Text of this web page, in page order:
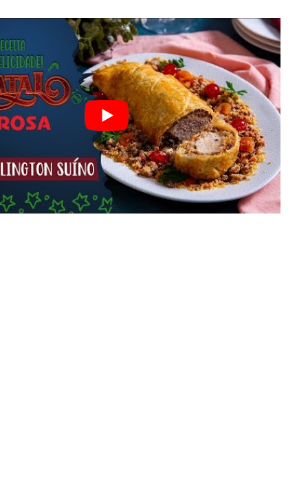
DISTRIBUIDORES E REPRESENTANTES
AGENDA DE CURSOS